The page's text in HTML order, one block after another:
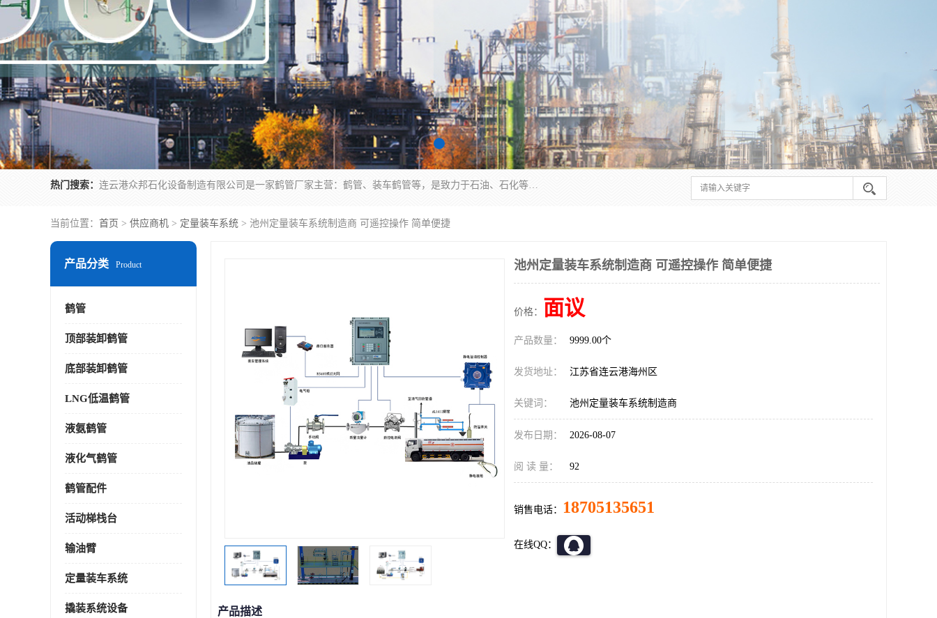
热门搜索： 连云港众邦石化设备制造有限公司是一家鹤管厂家主营：鹤管、装车鹤管等，是致力于石油、石化等流体装卸设备(主要产品如鹤管、输油臂、脱缆钩等)的咨询、设计、制造、检测、安装指导、系统调试、维修维护等业务的公司。
当前位置： 首页 > 供应商机 > 定量装车系统 > 池州定量装车系统制造商 可遥控操作 简单便捷
产品分类 Product
鹤管
顶部装卸鹤管
底部装卸鹤管
LNG低温鹤管
液氨鹤管
液化气鹤管
鹤管配件
活动梯栈台
输油臂
定量装车系统
撬装系统设备
池州定量装车系统制造商 可遥控操作 简单便捷
价格： 面议
产品数量： 9999.00个
发货地址： 江苏省连云港海州区
关键词： 池州定量装车系统制造商
发布日期： 2026-08-07
阅 读 量： 92
销售电话： 18705135651
在线QQ：
产品描述